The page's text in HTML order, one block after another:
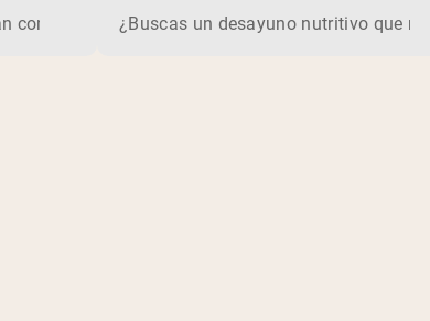
proteína de suero es una proteína completa
como deporte..¿Buscas un desayuno nutritivo que